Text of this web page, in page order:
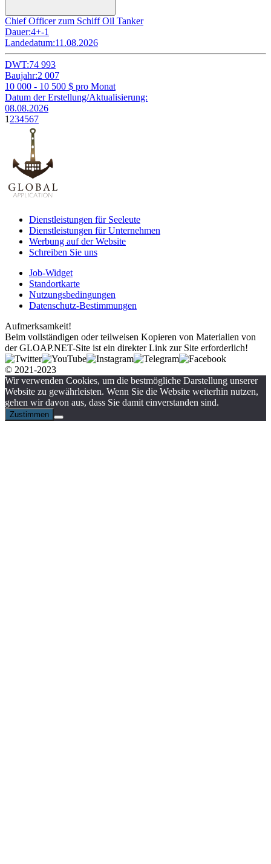
Chief Officer zum Schiff Oil Tanker
Dauer:4+-1
Landedatum:11.08.2026
DWT:74 993
Baujahr:2 007
10 000 - 10 500 $ pro Monat
Datum der Erstellung/Aktualisierung:
08.08.2026
1 234567
Dienstleistungen für Seeleute
Dienstleistungen für Unternehmen
Werbung auf der Website
Schreiben Sie uns
Job-Widget
Standortkarte
Nutzungsbedingungen
Datenschutz-Bestimmungen
Aufmerksamkeit!
Beim vollständigen oder teilweisen Kopieren von Materialien von
der GLOAP.NET-Site ist ein direkter Link zur Site erforderlich!
© 2021-2023
Wir verwenden Cookies, um die bestmögliche Darstellung unserer
Website zu gewährleisten. Wenn Sie die Website weiterhin nutzen,
gehen wir davon aus, dass Sie damit einverstanden sind.
Zustimmen